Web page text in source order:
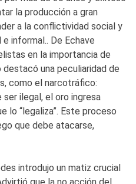
la producción a gran
a la conflictividad social y
informal.. De Echave
en la importancia de
destacó una peculiaridad de
como el narcotráfico:
ilegal, el oro ingresa
lo “legaliza”. Este proceso
que debe atacarse,
introdujo un matiz crucial